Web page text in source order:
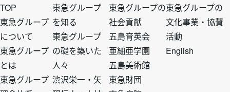
フ
ッ
タ
TOP
東急グループ
について
東急グループ
とは
東急グループ
フ
ッ
タ
東急グループ
を知る
東急グループ
の礎を築いた
人々
渋沢栄一・矢
フ
ッ
タ
東急グループの
社会貢献
五島育英会
亜細亜学園
五島美術館
東急財団
フ
ッ
東急グループの
文化事業・協賛
活動
English